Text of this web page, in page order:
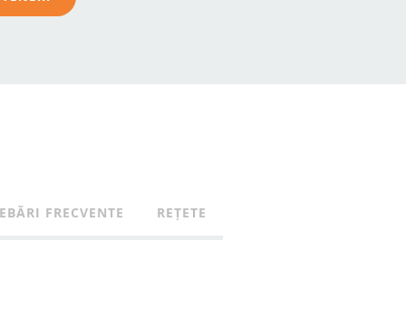
FRECVENTE REȚETE